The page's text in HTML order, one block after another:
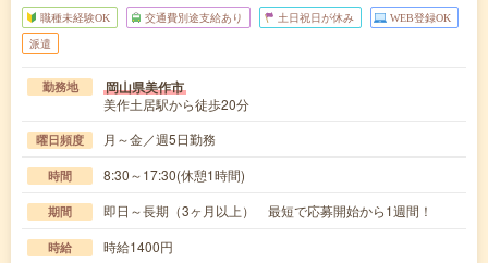
職種未経験OK 交通費別途支給あり 土日祝日が休み WEB登録OK
派遣
勤務地 岡山県美作市
美作土居駅から徒歩20分
曜日頻度 月～金／週5日勤務
時間 8:30～17:30(休憩1時間)
期間 即日～長期（3ヶ月以上） 最短で応募開始から1週間！
時給 時給1400円